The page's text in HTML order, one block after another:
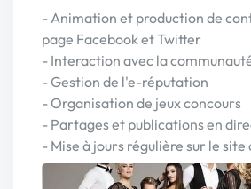
- Animation et production de
page Facebook et Twitter
- Interaction avec la
- Gestion de l'e-réputation
- Organisation de jeux concours
- Partages et publications en
- Mise à jours régulière sur le